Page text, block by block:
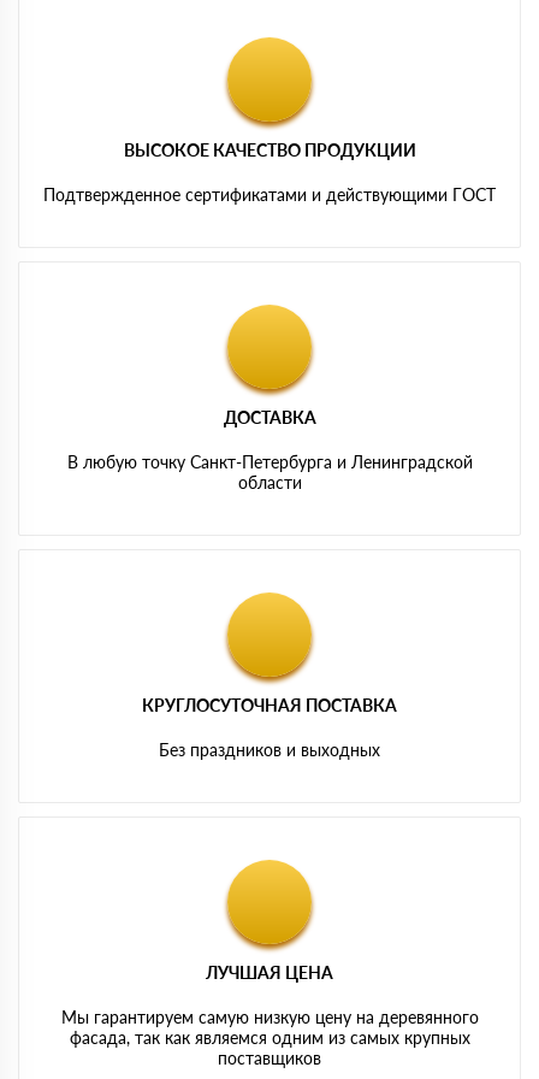
ВЫСОКОЕ КАЧЕСТВО ПРОДУКЦИИ
Подтвержденное сертификатами и действующими ГОСТ
ДОСТАВКА
В любую точку Санкт-Петербурга и Ленинградской
области
КРУГЛОСУТОЧНАЯ ПОСТАВКА
Без праздников и выходных
ЛУЧШАЯ ЦЕНА
Мы гарантируем самую низкую цену на деревянного
фасада, так как являемся одним из самых крупных
поставщиков